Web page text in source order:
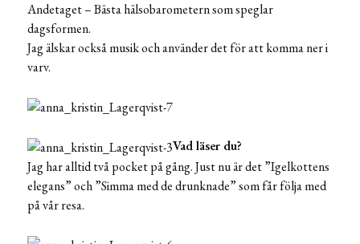
Andetaget – Bästa hälsobarometern som speglar
dagsformen.
Jag älskar också musik och använder det för att komma ner i
varv.
Vad läser du?
Jag har alltid två pocket på gång. Just nu är det ”Igelkottens
elegans” och ”Simma med de drunknade” som får följa med
på vår resa.